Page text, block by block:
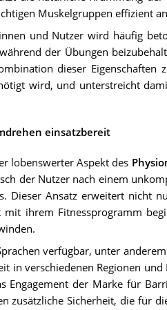
Muskelgruppen effizient
und Nutzer wird häufig
der Übungen
dieser Eigenschaften
wird, und unterstreicht
einsatzbereit
lobenswerter Aspekt des
der Nutzer nach einem
Dieser Ansatz erweitert nicht
ihrem Fitnessprogramm
verfügbar, unter
in verschiedenen Regionen
Engagement der Marke für
zusätzliche Sicherheit, die für